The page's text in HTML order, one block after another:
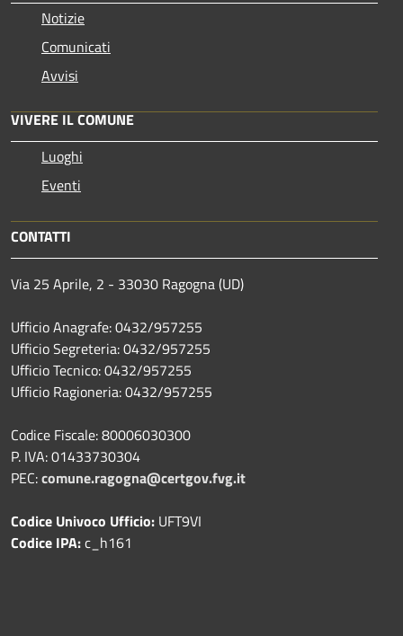
Notizie
Comunicati
Avvisi
VIVERE IL COMUNE
Luoghi
Eventi
CONTATTI
Via 25 Aprile, 2 - 33030 Ragogna (UD)
Ufficio Anagrafe: 0432/957255
Ufficio Segreteria: 0432/957255
Ufficio Tecnico: 0432/957255
Ufficio Ragioneria: 0432/957255
Codice Fiscale: 80006030300
P. IVA: 01433730304
PEC:comune.ragogna@certgov.fvg.it
Codice Univoco Ufficio: UFT9VI
Codice IPA:c_h161